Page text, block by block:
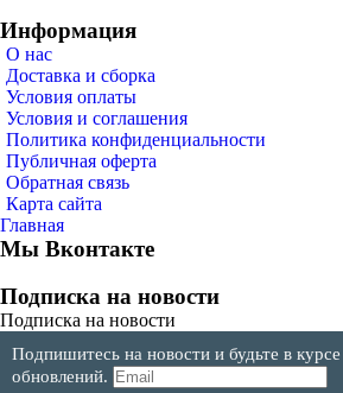
Информация
О нас
Доставка и сборка
Условия оплаты
Условия и соглашения
Политика конфиденциальности
Публичная оферта
Обратная связь
Карта сайта
Главная
Мы Вконтакте
Подписка на новости
Подписка на новости
Подпишитесь на новости и будьте в
обновлений.